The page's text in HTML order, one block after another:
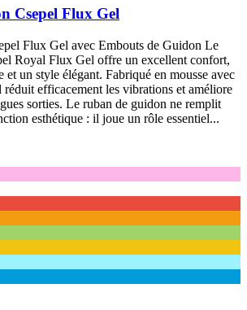
Csepel Flux Gel
Flux Gel avec Embouts de Guidon Le
Royal Flux Gel offre un excellent confort,
et un style élégant. Fabriqué en mousse avec
efficacement les vibrations et améliore
sorties. Le ruban de guidon ne remplit
esthétique : il joue un rôle essentiel...